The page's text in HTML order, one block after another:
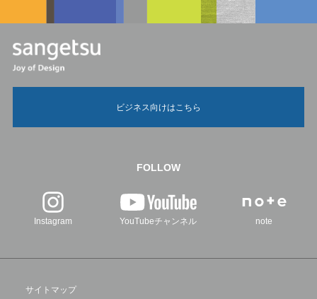
ビジネス向けはこちら
FOLLOW
Instagram YouTubeチャンネル note
サイトマップ